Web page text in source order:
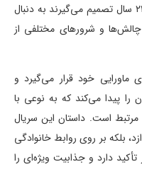
انسان‌ها می‌آیند. برادران پس از گذشت ۲۲ سال تصمیم می‌گیرند به دنبال
و شرورهای مختلفی از
خود قرار می‌گیرد و
را پیدا می‌کند که به نوعی با
است. داستان این سریال
بلکه بر روی روابط خانوادگی
دارد و جذابیت ویژه‌ای را